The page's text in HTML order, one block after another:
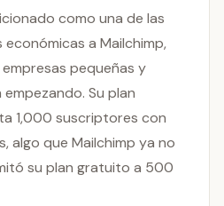
como una de las
a Mailchimp,
pequeñas y
Su plan
1,000 suscriptores con
algo que Mailchimp ya no
su plan gratuito a 500